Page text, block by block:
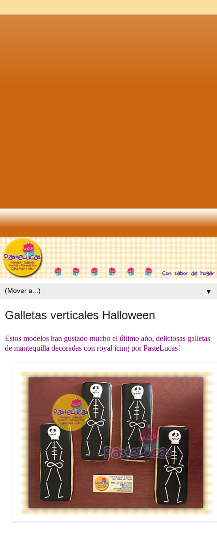
▼
Galletas verticales Halloween
Estos modelos han gustado mucho el último año, deliciosas galletas
de mantequilla decoradas con royal icing por PasteLucas!